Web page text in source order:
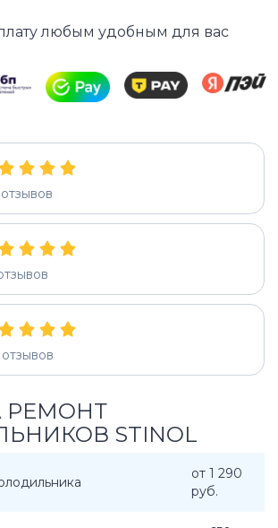
любым удобным для вас
отзывов
отзывов
РЕМОНТ
STINOL
от 1 290
руб.